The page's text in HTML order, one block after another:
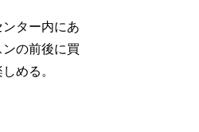
ター内にあ
の前後に買
める。